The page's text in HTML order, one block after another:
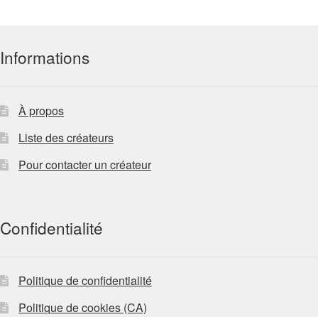
Informations
À propos
Liste des créateurs
Pour contacter un créateur
Confidentialité
Politique de confidentialité
Politique de cookies (CA)